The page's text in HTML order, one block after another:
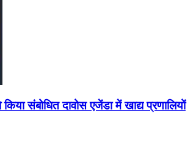
संबोधित दावोस एजेंडा में खाद्य प्रणालियों